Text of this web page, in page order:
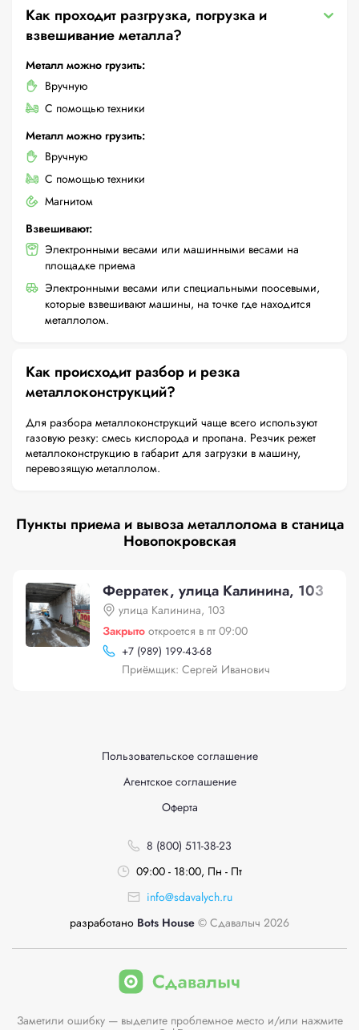
Как проходит разгрузка, погрузка и
взвешивание металла?
Металл можно грузить:
Вручную
С помощью техники
Металл можно грузить:
Вручную
С помощью техники
Магнитом
Взвешивают:
Электронными весами или машинными весами на
площадке приема
Электронными весами или специальными поосевыми,
которые взвешивают машины, на точке где находится
металлолом.
Как происходит разбор и резка
металлоконструкций?
Для разбора металлоконструкций чаще всего используют
газовую резку: смесь кислорода и пропана. Резчик режет
металлоконструкцию в габарит для загрузки в машину,
перевозящую металлолом.
Пункты приема и вывоза металлолома в станица
Новопокровская
Ферратек, улица Калинина, 103
улица Калинина, 103
Закрыто откроется в пт 09:00
+7 (989) 199-43-68
Приёмщик: Сергей Иванович
Пользовательское соглашение
Агентское соглашение
Оферта
8 (800) 511-38-23
09:00 - 18:00, Пн - Пт
info@sdavalych.ru
разработано Bots House © Сдавалыч 2026
Заметили ошибку — выделите проблемное место и/или нажмите